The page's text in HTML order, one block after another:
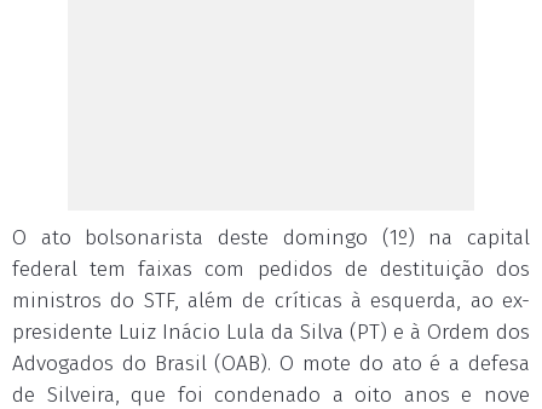
O ato bolsonarista deste domingo (1º) na capital
federal tem faixas com pedidos de destituição dos
ministros do STF, além de críticas à esquerda, ao ex-
presidente Luiz Inácio Lula da Silva (PT) e à Ordem dos
Advogados do Brasil (OAB). O mote do ato é a defesa
de Silveira, que foi condenado a oito anos e nove